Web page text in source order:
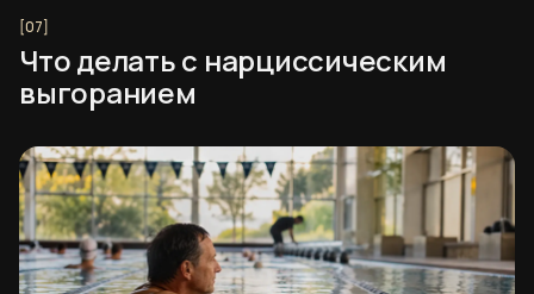
Что делать с нарциссическим
выгоранием